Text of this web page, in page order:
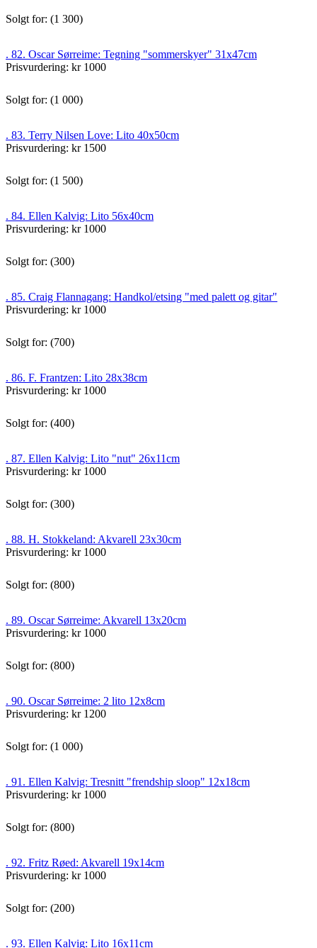
Solgt for: (1 300)
. 82. Oscar Sørreime: Tegning "sommerskyer" 31x47cm
Prisvurdering: kr 1000
Solgt for: (1 000)
. 83. Terry Nilsen Love: Lito 40x50cm
Prisvurdering: kr 1500
Solgt for: (1 500)
. 84. Ellen Kalvig: Lito 56x40cm
Prisvurdering: kr 1000
Solgt for: (300)
. 85. Craig Flannagang: Handkol/etsing "med palett og gitar"
Prisvurdering: kr 1000
Solgt for: (700)
. 86. F. Frantzen: Lito 28x38cm
Prisvurdering: kr 1000
Solgt for: (400)
. 87. Ellen Kalvig: Lito "nut" 26x11cm
Prisvurdering: kr 1000
Solgt for: (300)
. 88. H. Stokkeland: Akvarell 23x30cm
Prisvurdering: kr 1000
Solgt for: (800)
. 89. Oscar Sørreime: Akvarell 13x20cm
Prisvurdering: kr 1000
Solgt for: (800)
. 90. Oscar Sørreime: 2 lito 12x8cm
Prisvurdering: kr 1200
Solgt for: (1 000)
. 91. Ellen Kalvig: Tresnitt "frendship sloop" 12x18cm
Prisvurdering: kr 1000
Solgt for: (800)
. 92. Fritz Røed: Akvarell 19x14cm
Prisvurdering: kr 1000
Solgt for: (200)
. 93. Ellen Kalvig: Lito 16x11cm